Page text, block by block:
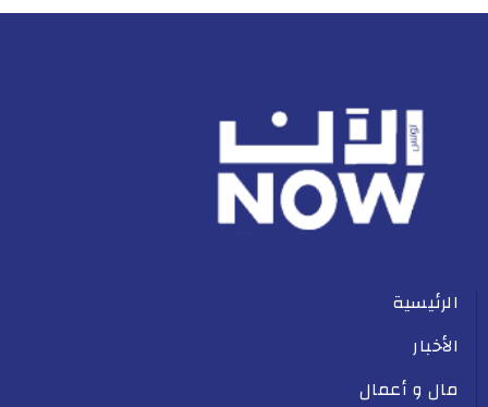
الرئيسية
الأخبار
مال و أعمال